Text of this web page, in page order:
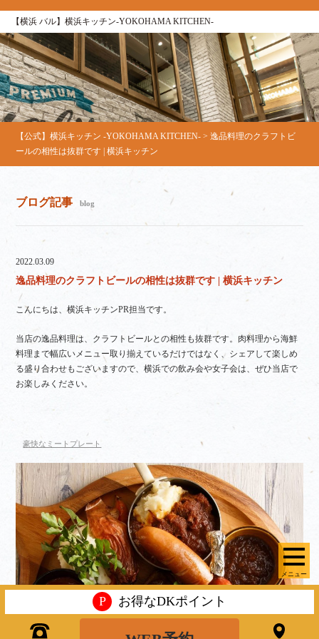
【横浜 バル】横浜キッチン-YOKOHAMA KITCHEN-
メニュー
【公式】横浜キッチン -YOKOHAMA KITCHEN- >逸品料理のクラフトビ
ールの相性は抜群です | 横浜キッチン
ブログ記事 blog
2022.03.09
逸品料理のクラフトビールの相性は抜群です | 横浜キッチン
こんにちは、横浜キッチンPR担当です。
当店の逸品料理は、クラフトビールとの相性も抜群です。肉料理から海鮮
料理まで幅広いメニュー取り揃えているだけではなく、シェアして楽しめ
る盛り合わせもございますので、横浜での飲み会や女子会は、ぜひ当店で
お楽しみください。
豪快なミートプレート
P お得なDKポイント